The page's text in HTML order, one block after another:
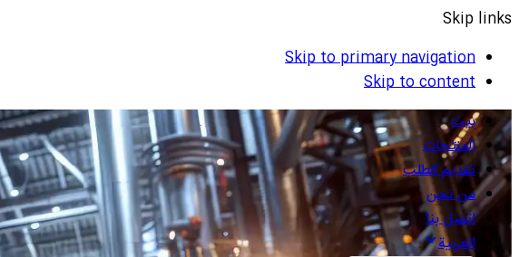
Skip links
Skip to primary navigation
Skip to content
بيت
المنتجات
تقديم الطلب
من نحن
اتصل بنا
العربية